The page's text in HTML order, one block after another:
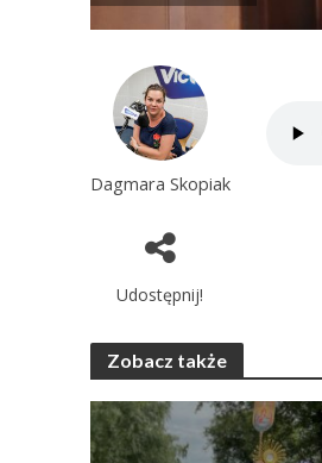
Dagmara Skopiak
Udostępnij!
Zobacz także